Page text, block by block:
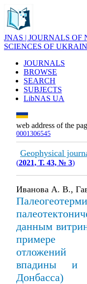
JNAS | JOURNALS
SCIENCES OF
JOURNALS
BROWSE
SEARCH
SUBJECTS
LibNAS UA
web address of the
0001306545
Geophysical
(2021, Т. 43, № 3)
Иванова А. В.,
данным
примере
отложений
впадины и
Донбасса)